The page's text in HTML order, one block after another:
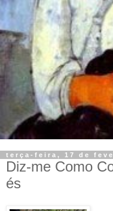
terça-feira, 17 de
Diz-me Como
és